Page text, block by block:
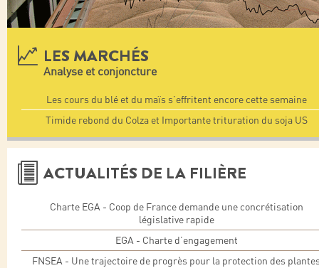
LES MARCHÉS
Analyse et conjoncture
Les cours du blé et du maïs s’effritent encore cette semaine
Timide rebond du Colza et Importante trituration du soja US
ACTUALITÉS DE LA FILIÈRE
Charte EGA - Coop de France demande une concrétisation
législative rapide
EGA - Charte d’engagement
FNSEA - Une trajectoire de progrès pour la protection des